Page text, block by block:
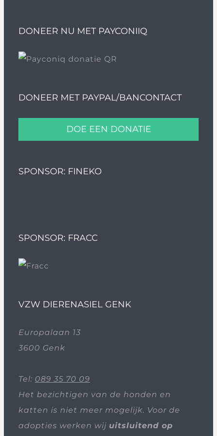
DONEER NU MET PAYCONIIQ
DONEER MET PAYPAL/BANCONTACT
DOE EEN DONATIE
SPONSOR: FINEKO
SPONSOR: FRACC
VZW DIERENASIEL GENK
Europalaan 13
3600 Genk
Tel: 089 35 70 09
Het bezichtigen van de honden en
katten is niet meer mogelijk. Voor de
adopties werken wij uitsluitend op